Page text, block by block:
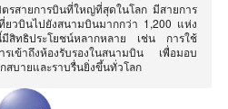
รสายการบินที่ใหญ่ที่สุดในโลก มีสายการ
วบินไปยังสนามบินมากกว่า 1,200 แห่ง
ทธิประโยชน์หลากหลาย เช่น การใช้
รเข้าถึงห้องรับรองในสนามบิน เพื่อมอบ
สบายและราบรื่นยิ่งขึ้นทั่วโลก